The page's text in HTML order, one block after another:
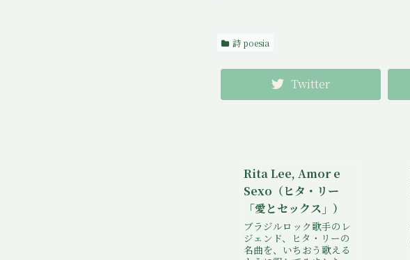
詩 poesia
Twitter
Rita Lee, Amor e
Sexo（ヒタ・リー
「愛とセックス」）
ブラジルロック歌手のレ
ジェンド、ヒタ・リーの
名曲を、いちおう歌える